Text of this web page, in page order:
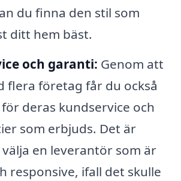
du finna den stil som
ditt hem bäst.
och garanti: Genom att
flera företag får du också
deras kundservice och
som erbjuds. Det är
en leverantör som är
responsive, ifall det skulle